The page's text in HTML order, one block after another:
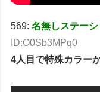
569:名無しステー
ID:O0Sb3MPq0
4人目で特殊カラー